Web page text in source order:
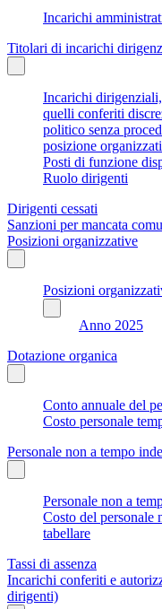
Incarichi
Titolari di incarichi
Incarichi
quelli conferiti
politico senza
posizione
Posti di funzione
Ruolo dirigenti
Dirigenti cessati
Sanzioni per mancata
Posizioni organizzative
Posizioni
Anno 2025
Dotazione organica
Conto annuale del
Costo personale
Personale non a tempo
Personale non a
Costo del personale
tabellare
Tassi di assenza
Incarichi conferiti e
dirigenti)